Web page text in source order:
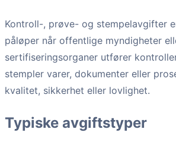
Kontroll-, prøve- og stempelavgifter
påløper når offentlige myndigheter
sertifiseringsorganer utfører
stempler varer, dokumenter eller
kvalitet, sikkerhet eller lovlighet.
Typiske avgiftstyper